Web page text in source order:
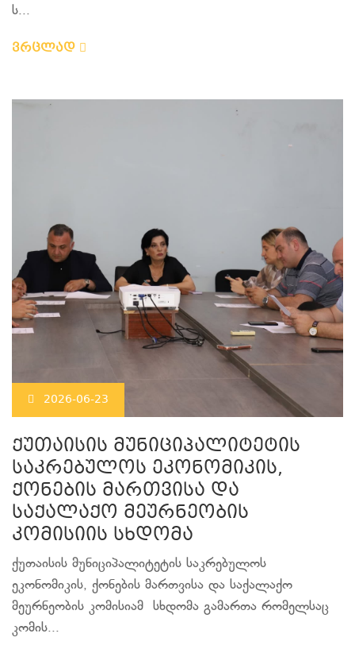
ს...
ვრცლად
2026-06-23
ქუთაისის მუნიციპალიტეტის
საკრებულოს ეკონომიკის,
ქონების მართვისა და
საქალაქო მეურნეობის
კომისიის სხდომა
ქუთაისის მუნიციპალიტეტის საკრებულოს
ეკონომიკის, ქონების მართვისა და საქალაქო
მეურნეობის კომისიამ სხდომა გამართა რომელსაც
კომის...